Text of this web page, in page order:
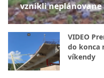
vznikli neplánovane
VIDEO
do konca
víkendy